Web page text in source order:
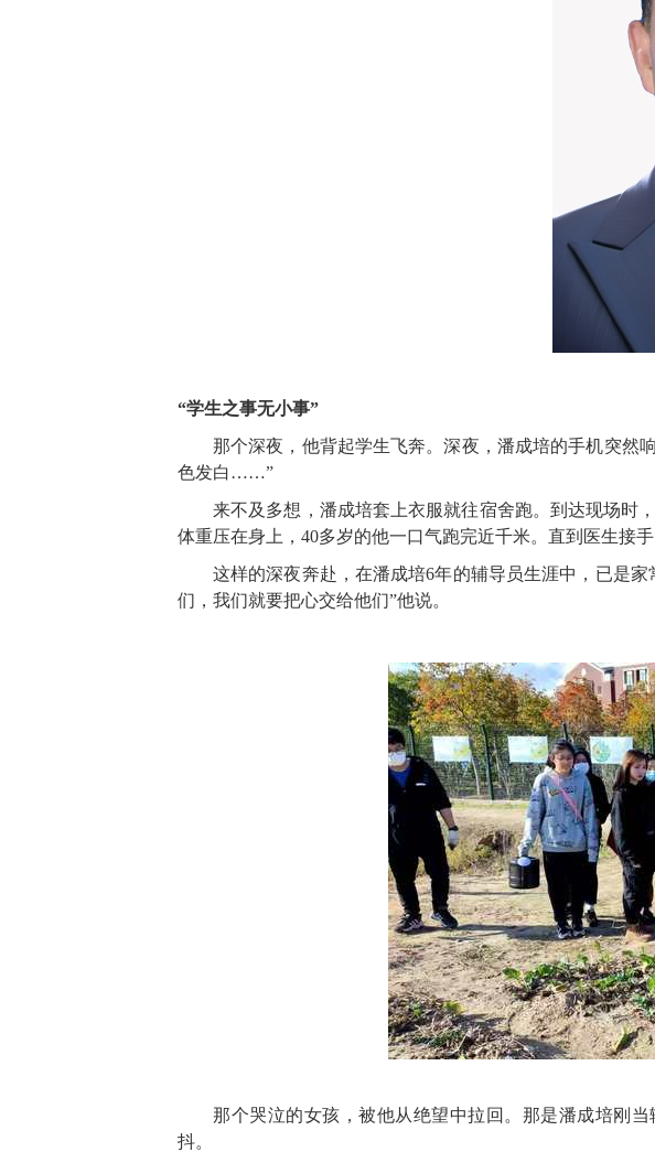
“学生之事无小事”
那个深夜，他背起学生飞奔。深夜，潘成培的手机突然
色发白……”
来不及多想，潘成培套上衣服就往宿舍跑。到达现场时
体重压在身上，40多岁的他一口气跑完近千米。直到医生接
这样的深夜奔赴，在潘成培6年的辅导员生涯中，已是
们，我们就要把心交给他们”他说。
那个哭泣的女孩，被他从绝望中拉回。那是潘成培刚
抖。